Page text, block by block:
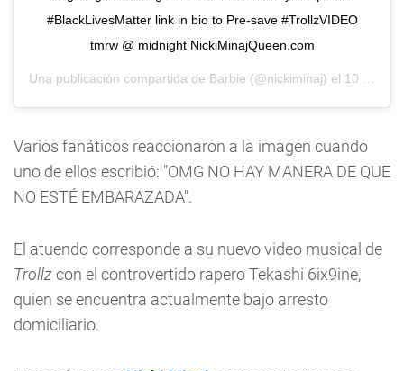
#BlackLivesMatter link in bio to Pre-save #TrollzVIDEO
tmrw @ midnight NickiMinajQueen.com
Una publicación compartida de Barbie (@nickiminaj) el 10 Jun, 2020 a las 7:03 PDT
Varios fanáticos reaccionaron a la imagen cuando
uno de ellos escribió: "OMG NO HAY MANERA DE QUE
NO ESTÉ EMBARAZADA".
El atuendo corresponde a su nuevo video musical de
Trollzcon el controvertido rapero Tekashi 6ix9ine,
quien se encuentra actualmente bajo arresto
domiciliario.